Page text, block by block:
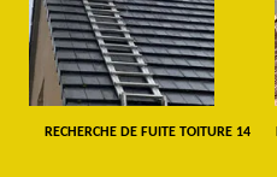
RECHERCHE DE FUITE TOITURE 14